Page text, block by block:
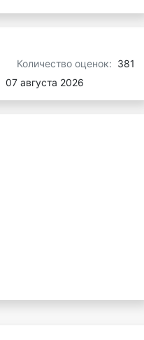
Количество оценок: 381
07 августа 2026